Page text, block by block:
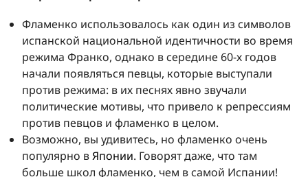
Фламенко использовалось как один из символов
испанской национальной идентичности во время
режима Франко, однако в середине 60-х годов
начали появляться певцы, которые выступали
против режима: в их песнях явно звучали
политические мотивы, что привело к репрессиям
против певцов и фламенко в целом.
Возможно, вы удивитесь, но фламенко очень
популярно вЯпонии. Говорят даже, что там
больше школ фламенко, чем в самой Испании!